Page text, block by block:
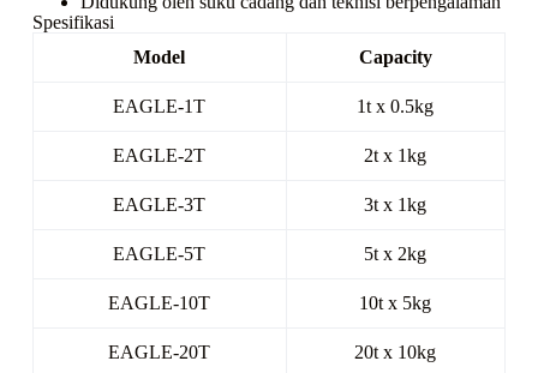
Spesifikasi
Model
Capacity
EAGLE-1T 1t x 0.5kg
EAGLE-2T 2t x 1kg
EAGLE-3T 3t x 1kg
EAGLE-5T 5t x 2kg
EAGLE-10T 10t x 5kg
EAGLE-20T 20t x 10kg